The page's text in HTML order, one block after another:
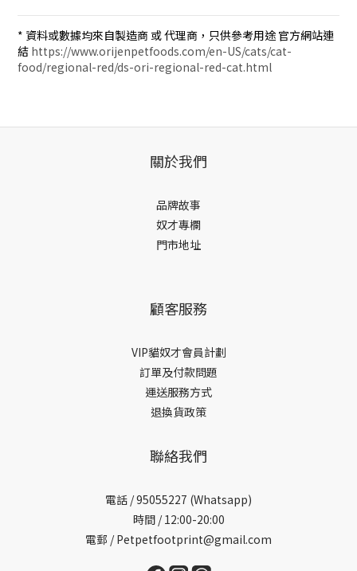
* 資料或數據均來自製造商 或 代理商，只供參考用途 官方網站連
結 https://www.orijenpetfoods.com/en-US/cats/cat-
food/regional-red/ds-ori-regional-red-cat.html
關於我們
品牌故事
奴才專欄
門市地址
顧客服務
VIP貓奴才會員計劃
訂單及付款問題
運送服務方式
退換貨政策
聯絡我們
電話 /95055227 (Whatsapp)
時間 / 12:00-20:00
電郵 / Petpetfootprint@gmail.com